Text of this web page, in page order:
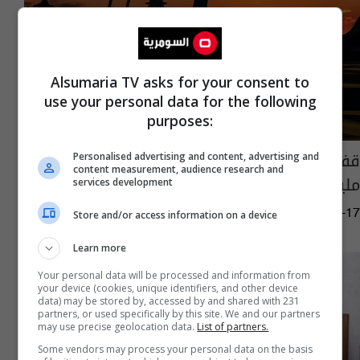
قفزة اسعار الطاقة.. أرباح أمريكية محتملة بـ63
مليار دولار
09:21 | 2026-03-17
Alsumaria TV asks for your consent to
use your personal data for the following
purposes:
Personalised advertising and content, advertising and
content measurement, audience research and
services development
Store and/or access information on a device
Learn more
Your personal data will be processed and information from
your device (cookies, unique identifiers, and other device
data) may be stored by, accessed by and shared with 231
partners, or used specifically by this site. We and our partners
may use precise geolocation data. List of partners.
Some vendors may process your personal data on the basis